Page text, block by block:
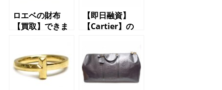
ロエベの財布
【買取】できま
【駒沢】【上
馬】
【即日融資】
【Cartier】の
きます【質】
【かんてい局】
【三軒茶屋店】